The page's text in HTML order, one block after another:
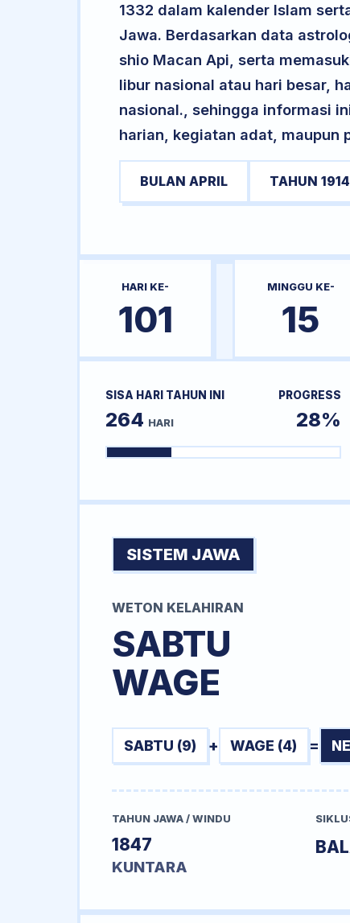
1332 dalam kalender Islam
Jawa. Berdasarkan data
shio Macan Api, serta
libur nasional atau hari besar,
nasional., sehingga informasi
harian, kegiatan adat, maupun
BULAN APRIL TAHUN 1914
HARI KE-
101
MINGGU KE-
15
SISA HARI TAHUN INI
264 HARI
PROGRESS
28%
SISTEM JAWA
WETON KELAHIRAN
SABTU
WAGE
SABTU (9) + WAGE (4) =
TAHUN JAWA / WINDU
1847
KUNTARA